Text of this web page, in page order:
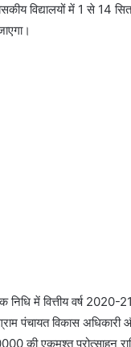
विद्यालयों में 1 से 14
निधि में वित्तीय वर्ष
पंचायत विकास
की एकमुश्त प्रोत्साहन